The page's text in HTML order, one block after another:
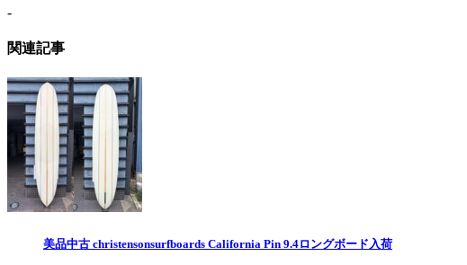
-
関連記事
美品中古 christensonsurfboards California Pin 9.4ロングボード入荷